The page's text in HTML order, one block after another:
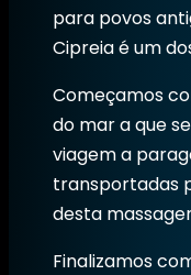
para povos
Cipreia é um
Começamos
do mar a que
viagem a
transportadas
desta
Finalizamos